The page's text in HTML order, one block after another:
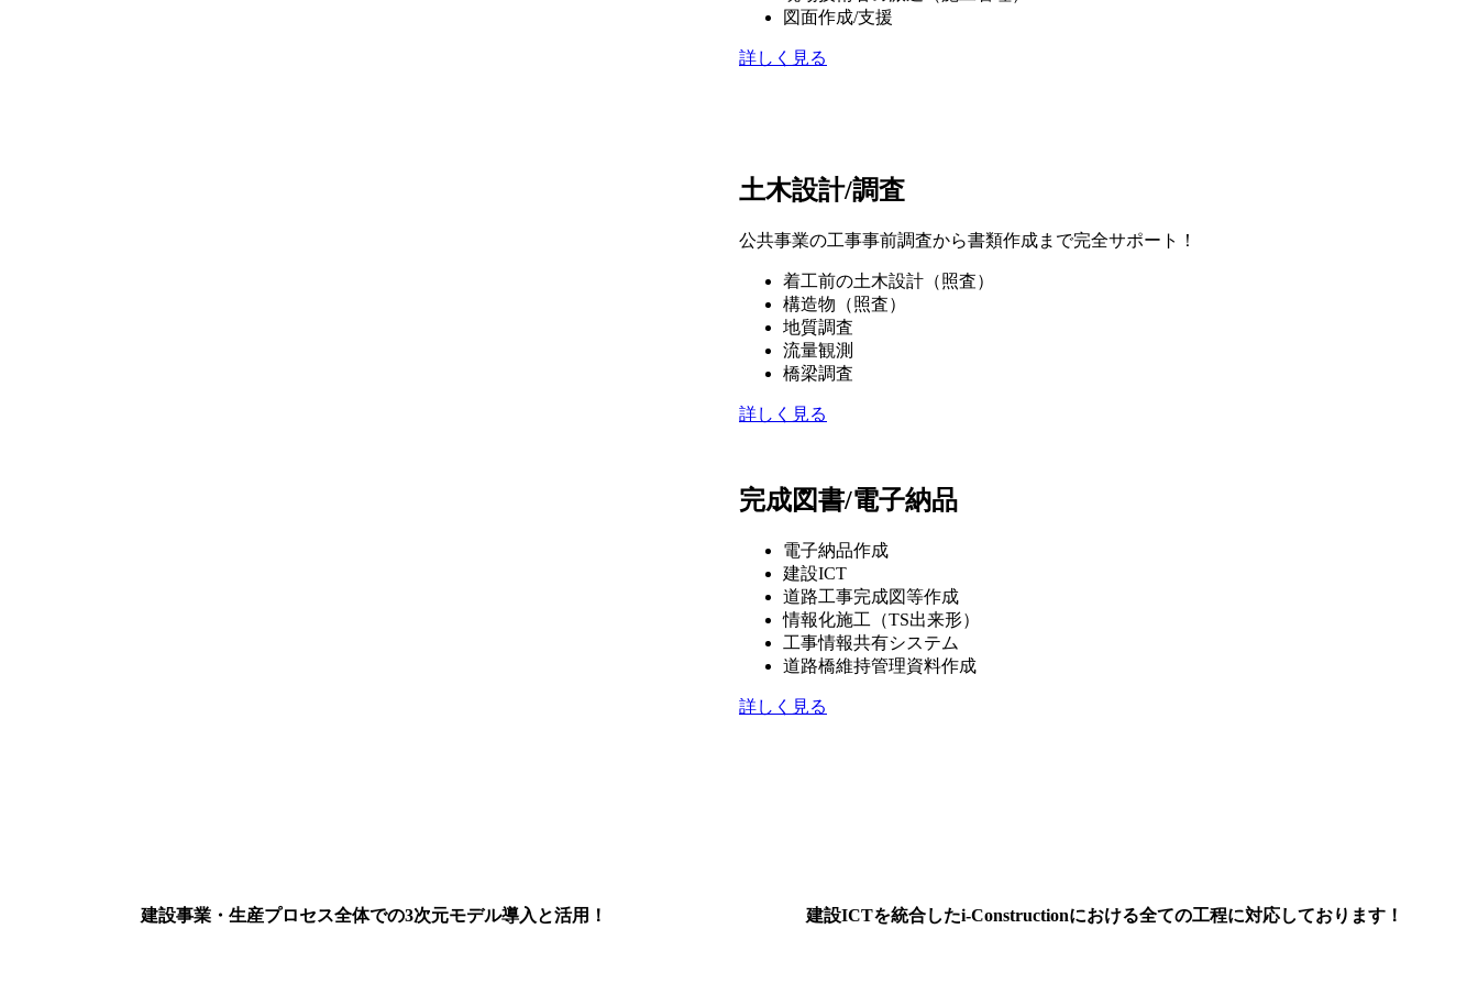
図面作成/支援
詳しく見る
土木設計/調査
公共事業の工事事前調査から書類作成まで完全サポート！
着工前の土木設計（照査）
構造物（照査）
地質調査
流量観測
橋梁調査
詳しく見る
完成図書/電子納品
電子納品作成
建設ICT
道路工事完成図等作成
情報化施工（TS出来形）
工事情報共有システム
道路橋維持管理資料作成
詳しく見る
建設事業・生産プロセス全体での3次元モデル導入と活用！ 建設ICTを統合したi-Constructionにおける全ての工程に対応しております！